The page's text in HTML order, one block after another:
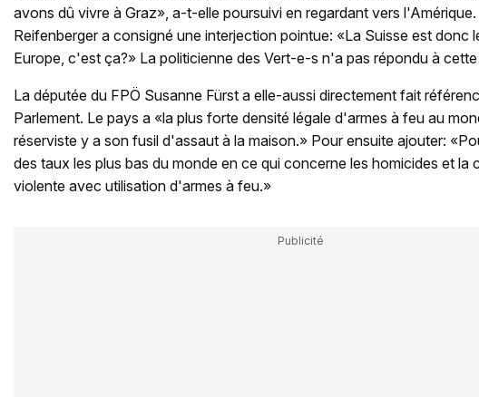
avons dû vivre à Graz», a-t-elle poursuivi en regardant vers
Reifenberger a consigné une interjection pointue: «La Suisse est donc
Europe, c'est ça?» La politicienne des Vert-e-s n'a pas répondu à
La députée du FPÖ Susanne Fürst a elle-aussi directement fait
Parlement. Le pays a «la plus forte densité légale d'armes à feu au
réserviste y a son fusil d'assaut à la maison.» Pour ensuite ajouter:
des taux les plus bas du monde en ce qui concerne les homicides et la
violente avec utilisation d'armes à feu.»